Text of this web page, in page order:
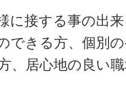
に接する事の出
できる方、個別
、居心地の良い